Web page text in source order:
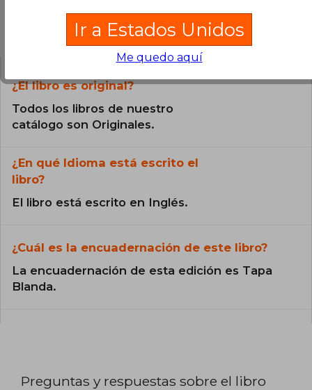
Preguntas frecuentes sobre el libro
¿El libro es original?
Todos los libros de nuestro
catálogo son Originales.
¿En qué Idioma está escrito el
libro?
El libro está escrito en Inglés.
¿Cuál es la encuadernación de este libro?
La encuadernación de esta edición es Tapa
Blanda.
Preguntas y respuestas sobre el libro
Ir a Estados Unidos
Me quedo aquí